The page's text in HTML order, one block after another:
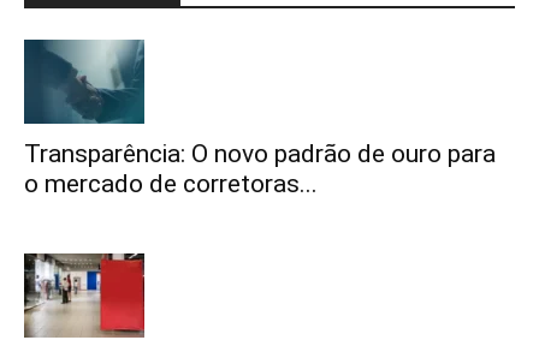
Transparência: O novo padrão de ouro para
o mercado de corretoras...